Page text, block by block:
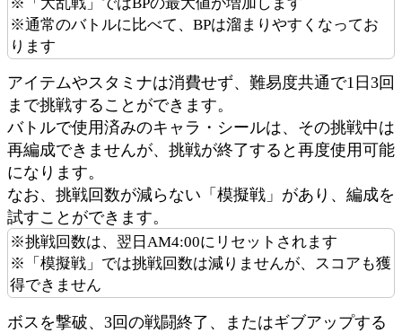
※通常のバトルに比べて、BPは溜まりやすくなってお
ります
アイテムやスタミナは消費せず、難易度共通で1日3回
まで挑戦することができます。
バトルで使用済みのキャラ・シールは、その挑戦中は
再編成できませんが、挑戦が終了すると再度使用可能
になります。
なお、挑戦回数が減らない「模擬戦」があり、編成を
試すことができます。
※挑戦回数は、翌日AM4:00にリセットされます
※「模擬戦」では挑戦回数は減りませんが、スコアも獲
得できません
ボスを撃破、3回の戦闘終了、またはギブアップする